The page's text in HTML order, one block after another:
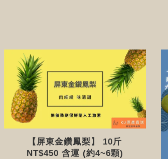
【屏東金鑽鳳梨】 10斤
NT$450 含運 (約4~6顆)